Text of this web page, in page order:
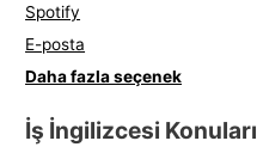
Spotify
E-posta
Daha fazla seçenek
İş İngilizcesi Konuları